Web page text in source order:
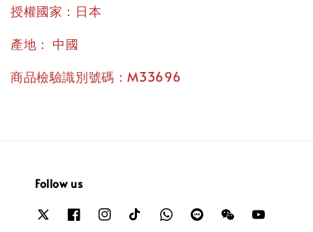
授權國家：日本
產地： 中國
商品檢驗識別號碼：M33696
Follow us